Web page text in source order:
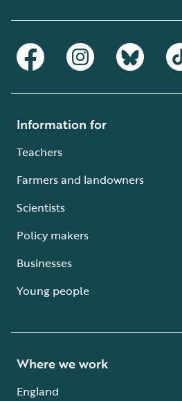
Information for
Teachers
Farmers and landowners
Scientists
Policy makers
Businesses
Young people
Where we work
England